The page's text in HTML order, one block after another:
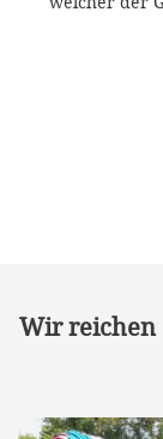
Wir reichen